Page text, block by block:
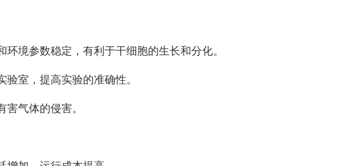
境参数稳定，有利于干细胞的生长和分化。
室，提高实验的准确性。
气体的侵害。